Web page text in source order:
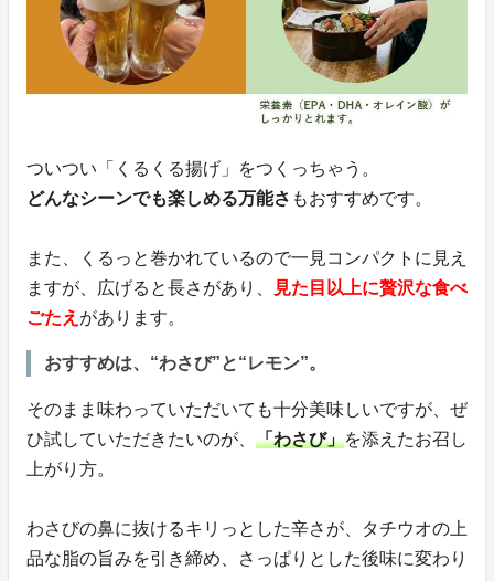
ついつい「くるくる揚げ」をつくっちゃう。
どんなシーンでも楽しめる万能さ もおすすめです。
また、くるっと巻かれているので一見コンパクトに見え
ますが、広げると長さがあり、
見た目以上に贅沢な食べ
ごたえ があります。
おすすめは、“わさび”と“レモン”。
そのまま味わっていただいても十分美味しいですが、ぜ
ひ試していただきたいのが、 「わさび」を添えたお召し
上がり方。
わさびの鼻に抜けるキリっとした辛さが、タチウオの上
品な脂の旨みを引き締め、さっぱりとした後味に変わり